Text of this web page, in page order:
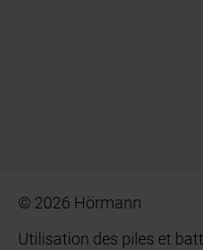
© 2026 Hörmann
Utilisation des piles et